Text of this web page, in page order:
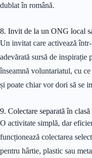
dublat în română.
8. Invit de la un ONG local
Un invitat care activează
adevărată sursă de
înseamnă voluntariatul, cu
și poate chiar vor dori să se
9. Colectare separată în clasă
O activitate simplă, dar
funcționează colectarea
pentru hârtie, plastic sau